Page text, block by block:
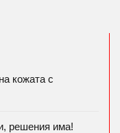
кожата с
решения има!